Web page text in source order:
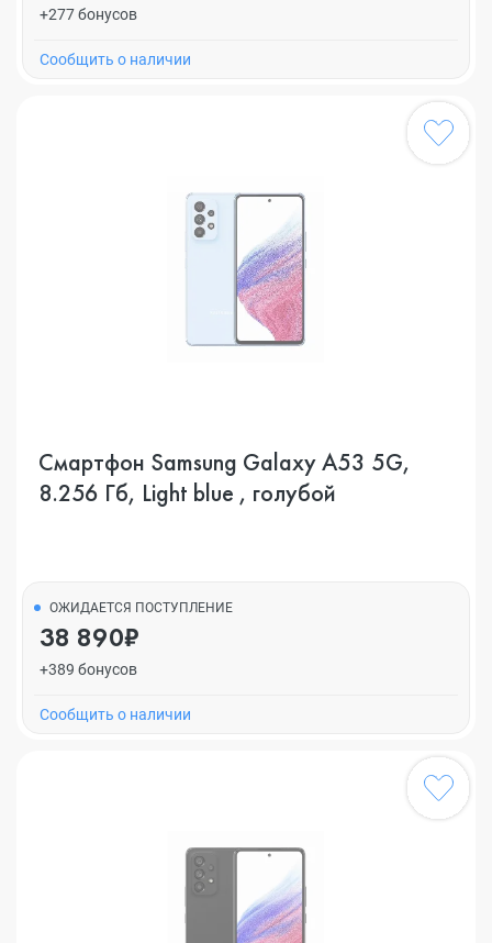
+277 бонусов
Cообщить о наличии
Смартфон Samsung Galaxy A53 5G,
8.256 Гб, Light blue , голубой
ОЖИДАЕТСЯ ПОСТУПЛЕНИЕ
38 890₽
+389 бонусов
Cообщить о наличии